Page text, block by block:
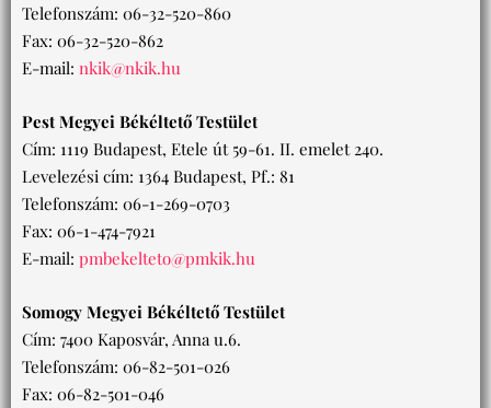
Telefonszám: 06-32-520-860
Fax: 06-32-520-862
E-mail: nkik@nkik.hu
Pest Megyei Békéltető Testület
Cím: 1119 Budapest, Etele út 59-61. II. emelet 240.
Levelezési cím: 1364 Budapest, Pf.: 81
Telefonszám: 06-1-269-0703
Fax: 06-1-474-7921
E-mail: pmbekelteto@pmkik.hu
Somogy Megyei Békéltető Testület
Cím: 7400 Kaposvár, Anna u.6.
Telefonszám: 06-82-501-026
Fax: 06-82-501-046